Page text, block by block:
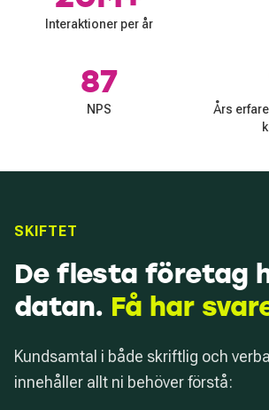
Interaktioner per år
87
NPS
Års
SKIFTET
De flesta företag
datan. Få har
Kundsamtal i både skriftlig och
innehåller allt ni behöver förstå: